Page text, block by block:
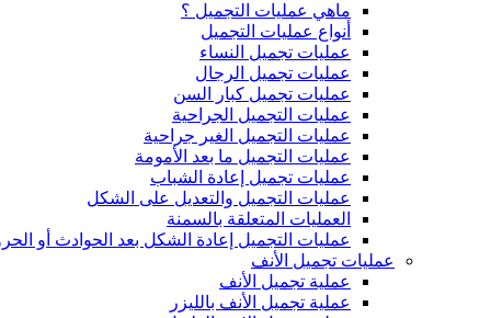
ماهي عمليات التجميل ؟
أنواع عمليات التجميل
عمليات تجميل النساء
عمليات تجميل الرجال
عمليات تجميل كبار السن
عمليات التجميل الجراحية
عمليات التجميل الغير جراحية
عمليات التجميل ما بعد الأمومة
عمليات تجميل إعادة الشباب
عمليات التجميل والتعديل على الشكل
العمليات المتعلقة بالسمنة
عمليات التجميل إعادة الشكل بعد الحوادث أو
عمليات تجميل الأنف
عملية تجميل الأنف
عملية تجميل الأنف بالليزر